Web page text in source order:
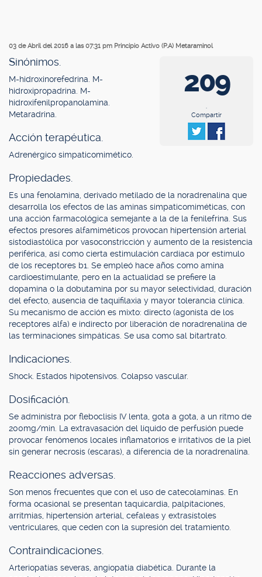
03 de Abril del 2016 a las 07:31 pm Principio Activo (P.A) Metaraminol
209
.
Compartir
Sinónimos.
M-hidroxinorefedrina. M-
hidroxipropadrina. M-
hidroxifenilpropanolamina.
Metaradrina.
Acción terapéutica.
Adrenérgico simpaticomimético.
Propiedades.
Es una fenolamina, derivado metilado de la noradrenalina que
desarrolla los efectos de las aminas simpaticomiméticas, con
una acción farmacológica semejante a la de la fenilefrina. Sus
efectos presores alfamiméticos provocan hipertensión arterial
sistodiastólica por vasoconstricción y aumento de la resistencia
periférica, así como cierta estimulación cardíaca por estímulo
de los receptores b1. Se empleó hace años como amina
cardioestimulante, pero en la actualidad se prefiere la
dopamina o la dobutamina por su mayor selectividad, duración
del efecto, ausencia de taquifilaxia y mayor tolerancia clínica.
Su mecanismo de acción es mixto: directo (agonista de los
receptores alfa) e indirecto por liberación de noradrenalina de
las terminaciones simpáticas. Se usa como sal bitartrato.
Indicaciones.
Shock. Estados hipotensivos. Colapso vascular.
Dosificación.
Se administra por fleboclisis IV lenta, gota a gota, a un ritmo de
200mg/min. La extravasación del líquido de perfusión puede
provocar fenómenos locales inflamatorios e irritativos de la piel
sin generar necrosis (escaras), a diferencia de la noradrenalina.
Reacciones adversas.
Son menos frecuentes que con el uso de catecolaminas. En
forma ocasional se presentan taquicardia, palpitaciones,
arritmias, hipertensión arterial, cefaleas y extrasístoles
ventriculares, que ceden con la supresión del tratamiento.
Contraindicaciones.
Arteriopatías severas, angiopatía diabética. Durante la